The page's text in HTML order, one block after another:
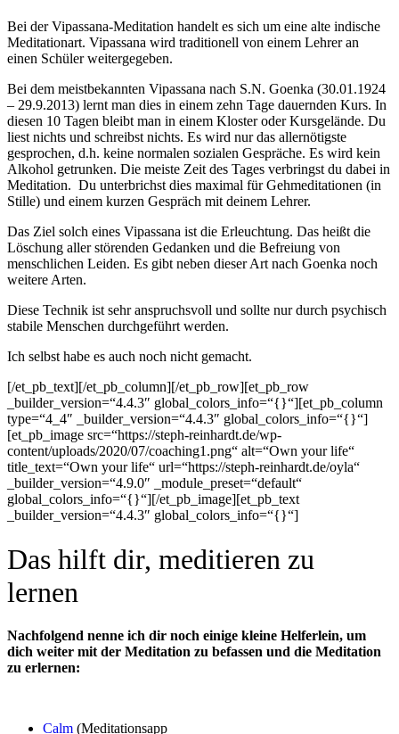
Bei der Vipassana-Meditation handelt es sich um eine alte indische
Meditationart. Vipassana wird traditionell von einem Lehrer an
einen Schüler weitergegeben.
Bei dem meistbekannten Vipassana nach S.N. Goenka (30.01.1924
– 29.9.2013) lernt man dies in einem zehn Tage dauernden Kurs. In
diesen 10 Tagen bleibt man in einem Kloster oder Kursgelände. Du
liest nichts und schreibst nichts. Es wird nur das allernötigste
gesprochen, d.h. keine normalen sozialen Gespräche. Es wird kein
Alkohol getrunken. Die meiste Zeit des Tages verbringst du dabei in
Meditation. Du unterbrichst dies maximal für Gehmeditationen (in
Stille) und einem kurzen Gespräch mit deinem Lehrer.
Das Ziel solch eines Vipassana ist die Erleuchtung. Das heißt die
Löschung aller störenden Gedanken und die Befreiung von
menschlichen Leiden. Es gibt neben dieser Art nach Goenka noch
weitere Arten.
Diese Technik ist sehr anspruchsvoll und sollte nur durch psychisch
stabile Menschen durchgeführt werden.
Ich selbst habe es auch noch nicht gemacht.
[/et_pb_text][/et_pb_column][/et_pb_row][et_pb_row
_builder_version=“4.4.3″ global_colors_info=“{}“][et_pb_column
type=“4_4″ _builder_version=“4.4.3″ global_colors_info=“{}“]
[et_pb_image src=“https://steph-reinhardt.de/wp-
content/uploads/2020/07/coaching1.png“ alt=“Own your life“
title_text=“Own your life“ url=“https://steph-reinhardt.de/oyla“
_builder_version=“4.9.0″ _module_preset=“default“
global_colors_info=“{}“][/et_pb_image][et_pb_text
_builder_version=“4.4.3″ global_colors_info=“{}“]
Das hilft dir, meditieren zu
lernen
Nachfolgend nenne ich dir noch einige kleine Helferlein, um
dich weiter mit der Meditation zu befassen und die Meditation
zu erlernen:
Calm (Meditationsapp